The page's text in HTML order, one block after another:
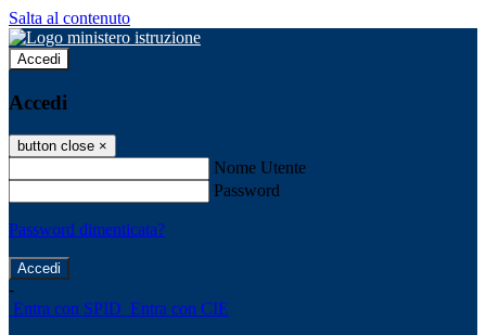
Salta al contenuto
Accedi
Accedi
button close ×
Nome Utente
Password
Password dimenticata?
-
Entra con SPID Entra con CIE